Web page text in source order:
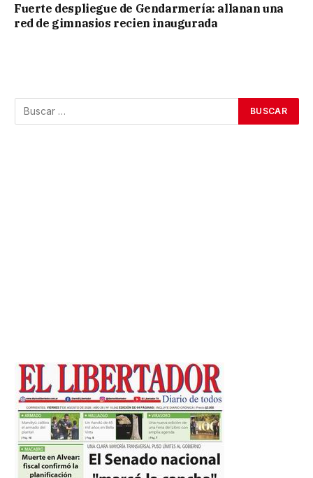
Fuerte despliegue de Gendarmería: allanan una
red de gimnasios recien inaugurada